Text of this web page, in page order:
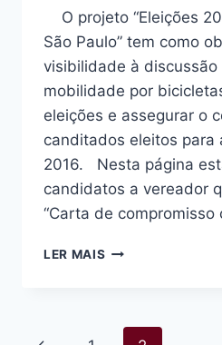
O projeto “Eleições
São Paulo” tem como
visibilidade à discussão
mobilidade por
eleições e assegurar o
canditados eleitos para
2016. Nesta página
candidatos a vereador
“Carta de compromisso
LER MAIS CANDIDATOS
COM